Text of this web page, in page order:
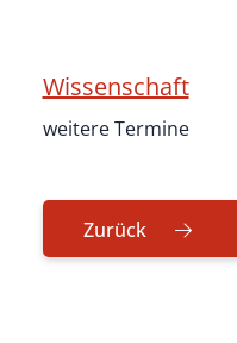
Wissenschaft
weitere Termine
Zurück